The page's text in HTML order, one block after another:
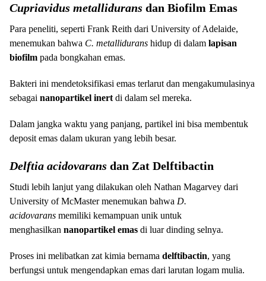
Cupriavidus metallidurans dan Biofilm Emas
Para peneliti, seperti Frank Reith dari University of Adelaide,
menemukan bahwa C. metallidurans hidup di dalam lapisan
biofilm pada bongkahan emas.
Bakteri ini mendetoksifikasi emas terlarut dan mengakumulasinya
sebagai nanopartikel inert di dalam sel mereka.
Dalam jangka waktu yang panjang, partikel ini bisa membentuk
deposit emas dalam ukuran yang lebih besar.
Delftia acidovarans dan Zat Delftibactin
Studi lebih lanjut yang dilakukan oleh Nathan Magarvey dari
University of McMaster menemukan bahwa D.
acidovarans memiliki kemampuan unik untuk
menghasilkan nanopartikel emas di luar dinding selnya.
Proses ini melibatkan zat kimia bernama delftibactin, yang
berfungsi untuk mengendapkan emas dari larutan logam mulia.